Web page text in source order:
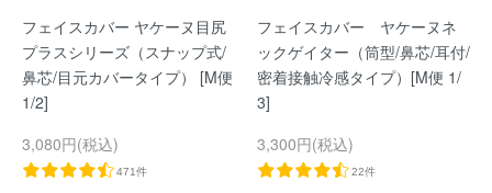
フェイスカバー ヤケーヌ目尻
プラスシリーズ（スナップ式/
鼻芯/目元カバータイプ） [M便
1/2]
3,080円(税込)
471件
フェイスカバー ヤケーヌネ
ックゲイター（筒型/鼻芯/耳付/
密着接触冷感タイプ）[M便 1/
3]
3,300円(税込)
22件